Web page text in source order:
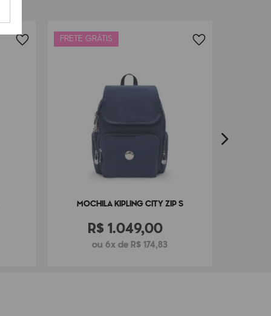
FRETE GRÁTIS
MOCHILA KIPLING CITY ZIP S
R$ 1.049,00
ou 6x de R$ 174,83